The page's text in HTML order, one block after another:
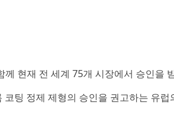
현재 전 세계 75개 시장에서 승인을
팅 정제 제형의 승인을 권고하는 유